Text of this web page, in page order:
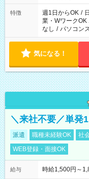
特徴 週1日からOK /
業・WワークOK
なし / パソコン
気になる！
＼来社不要／単発
派遣 職種未経験OK 社
WEB登録・面接OK
給与 時給1,500円～